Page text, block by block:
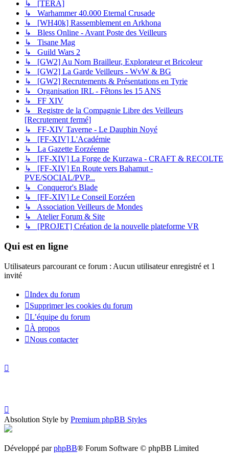
↳ [TERA]
↳ Warhammer 40.000 Eternal Crusade
↳ [WH40k] Rassemblement en Arkhona
↳ Bless Online - Avant Poste des Veilleurs
↳ Tisane Mag
↳ Guild Wars 2
↳ [GW2] Au Norn Brailleur, Explorateur et Bricoleur
↳ [GW2] La Garde Veilleurs - WvW & BG
↳ [GW2] Recrutements & Présentations en Tyrie
↳ Organisation IRL - Fêtons les 15 ANS
↳ FF XIV
↳ Registre de la Compagnie Libre des Veilleurs
[Recrutement fermé]
↳ FF-XIV Taverne - Le Dauphin Noyé
↳ [FF-XIV] L'Académie
↳ La Gazette Eorzéenne
↳ [FF-XIV] La Forge de Kurzawa - CRAFT & RECOLTE
↳ [FF-XIV] En Route vers Bahamut -
PVE/SOCIAL/PVP...
↳ Conqueror's Blade
↳ [FF-XIV] Le Conseil Eorzéen
↳ Association Veilleurs de Mondes
↳ Atelier Forum & Site
↳ [PROJET] Création de la nouvelle plateforme VR
Qui est en ligne
Utilisateurs parcourant ce forum : Aucun utilisateur enregistré et 1
invité
Index du forum
Supprimer les cookies du forum
L’équipe du forum
À propos
Nous contacter
Absolution Style by Premium phpBB Styles
Développé parphpBB® Forum Software © phpBB Limited